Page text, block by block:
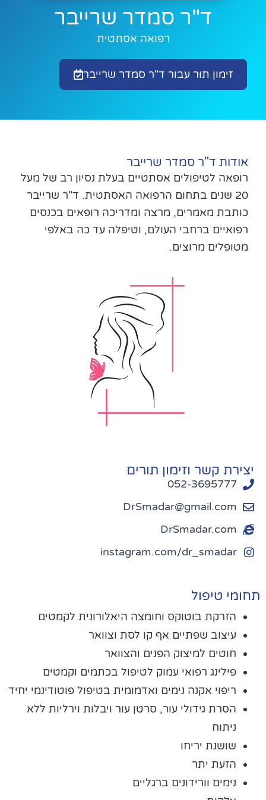
ד"ר סמדר שרייבר
רפואה אסתטית
זימון תור עבור ד"ר סמדר שרייבר
אודות ד"ר סמדר שרייבר
רופאה לטיפולים אסתטיים בעלת נסיון רב של מעל
20 שנים בתחום הרפואה האסתטית. ד"ר שרייבר
כותבת מאמרים, מרצה ומדריכה רופאים בכנסים
רפואיים ברחבי העולם, וטיפלה עד כה באלפי
מטופלים מרוצים.
יצירת קשר וזימון תורים
052-3695777
DrSmadar@gmail.com
DrSmadar.com
instagram.com/dr_smadar
טיפול
הזרקת בוטוקס וחומצה היאלורונית לקמטים
עיצוב שפתיים אף קו לסת וצוואר
חוטים למיצוק הפנים והצוואר
פילינג רפואי עמוק לטיפול בכתמים וקמטים
ריפוי אקנה נימים ואדמומית בטיפול פוטודינמי יחיד
הסרת גידולי עור, סרטן עור ויבלות וירליות ללא
ניתוח
שושנת יריחו
הזעת יתר
נימים וורידונים ברגליים